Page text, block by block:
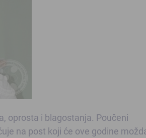
oprosta i blagostanja. Poučeni
na post koji će ove godine